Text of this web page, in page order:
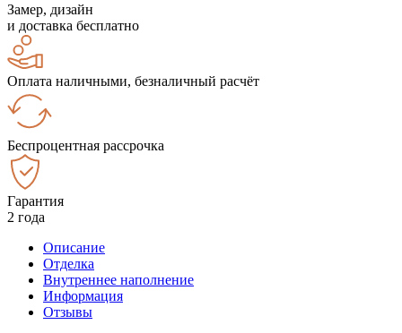
Замер, дизайн
и доставка бесплатно
Оплата наличными, безналичный расчёт
Беспроцентная рассрочка
Гарантия
2 года
Описание
Отделка
Внутреннее наполнение
Информация
Отзывы